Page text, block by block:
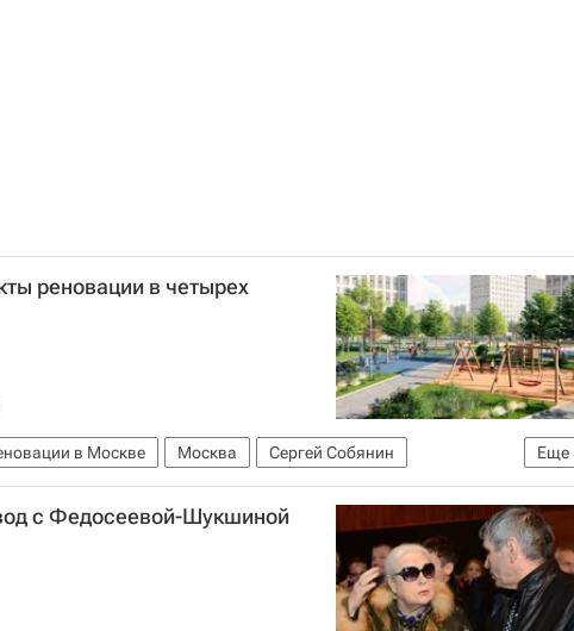
реновации в четырех
Еще
в Москве Москва
Сергей Собянин
Программа реновации в Москве Жилье
Строительство
с Федосеевой-Шукшиной